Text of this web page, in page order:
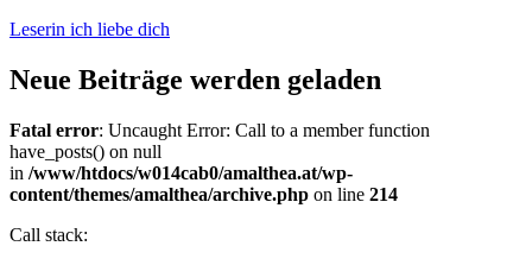
Leserin ich liebe dich
Neue Beiträge werden geladen
Fatal error: Uncaught Error: Call to a member function
have_posts() on null
in /www/htdocs/w014cab0/amalthea.at/wp-
content/themes/amalthea/archive.php on line 214
Call stack: